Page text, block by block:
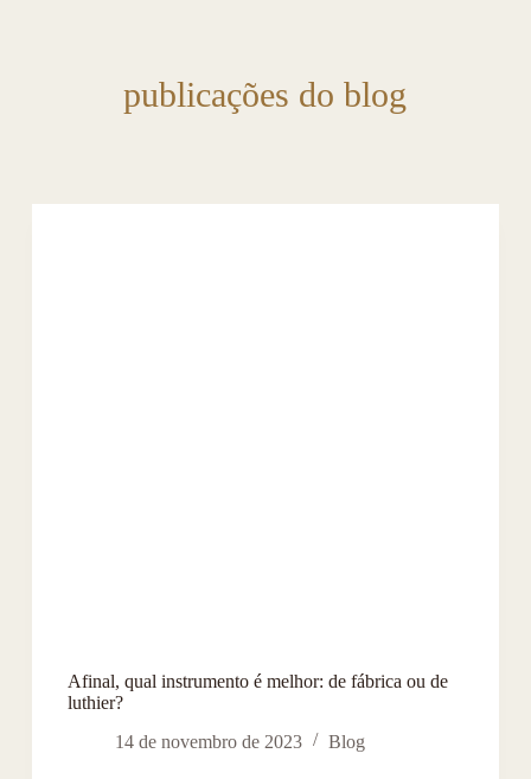
publicações do blog
Afinal, qual instrumento é melhor: de fábrica ou de
luthier?
14 de novembro de 2023
Blog